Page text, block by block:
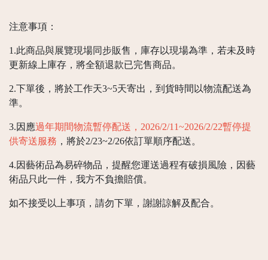
注意事項：
1.此商品與展覽現場同步販售，庫存以現場為準，若未及時
更新線上庫存，將全額退款已完售商品。
2.下單後，將於工作天3~5天寄出，到貨時間以物流配送為
準。
3.因應過年期間物流暫停配送，2026/2/11~2026/2/22暫停提
供寄送服務 ，將於2/23~2/26依訂單順序配送。
4.因藝術品為易碎物品，提醒您運送過程有破損風險，因藝
術品只此一件，我方不負擔賠償。
如不接受以上事項，請勿下單，謝謝諒解及配合。